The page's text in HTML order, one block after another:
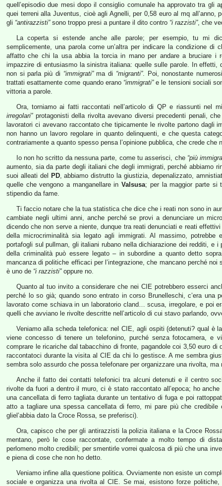
quell’episodio due mesi dopo il consiglio comunale ha approvato tra gli
quei terreni alla Juventus, cioè agli Agnelli, per 0,58 euro al mq all’anno,
gli “antirazzisti”sono troppo presi a puntare il dito contro “i razzisti”, che
La coperta si estende anche alle parole; per esempio, tu mi
semplicemente, una parola come un’altra per indicare la condizione
affatto che chi la usa abbia la torcia in mano per andare a bruciare
impazzire di entusiasmo la sinistra italiana: quelle sulle parole. In effetti,
non si parla più di “immigrati”ma di “migranti”. Poi, nonostante
trattati esattamente come quando erano “immigrati”e le tensioni sociali
vittoria a parole.
Ora, torniamo ai fatti raccontati nell’articolo di QP e riassunti nel
irregolari”protagonisti della rivolta avevano diversi precedenti penali,
lavoratori ci avevano raccontato che tipicamente le rivolte partono dagli
non hanno un lavoro regolare in quanto delinquenti, e che questa
contrariamente a quanto spesso pensa l’opinione pubblica, che crede
Io non ho scritto da nessuna parte, come tu asserisci, che “più
aumento, sia da parte degli italiani che degli immigrati, perché abbiamo
suoi alleati del
PD, abbiamo distrutto la giustizia, depenalizzato,
quelle che vengono a manganellare inValsusa; per la maggior parte si
stipendio da fame.
Ti faccio notare che la tua statistica che dice che i reati non sono in
cambiate negli ultimi anni, anche perché se provi a denunciare un
dicendo che non serve a niente, dunque tra reati denunciati e reati
della microcriminalità sia legato agli immigrati. Al massimo,
portafogli sul pullman, gli italiani rubano nella dichiarazione dei redditi, e
della criminalità può essere legato – in subordine a quanto detto
mancanza di politiche efficaci per l’integrazione, che mancano perché
è uno de “i razzisti”oppure no.
Quanto al tuo invito a considerare che nei CIE potrebbero esserci
perché lo so già; quando sono entrato in corso Brunelleschi, c’era
lavorato come schiava in un laboratorio cland… scusa, irregolare, e poi
quelli che avviano le rivolte descritte nell’articolo di cui stavo parlando,
Veniamo alla scheda telefonica: nel CIE, agli ospiti (detenuti? qual è
viene concesso di tenere un telefonino, purché senza fotocamera, e
comprare le ricariche dal tabacchino di fronte, pagandole coi 3,50 euro
raccontatoci durante la visita al CIE da chi lo gestisce. A me sembra
sembra solo assurdo che possa telefonare per organizzare una rivolta,
Anche il fatto dei contatti telefonici tra alcuni detenuti e il centro
rivolte da fuori a dentro il muro, ci è stato raccontato all’epoca; ho
una cancellata di ferro tagliata durante un tentativo di fuga e poi
atto a tagliare una spessa cancellata di ferro, mi pare più che credibile
gliel’abbia dato la Croce Rossa, se preferisci).
Ora, capisco che per gli antirazzisti la polizia italiana e la Croce
mentano, però le cose raccontate, confermate a molto tempo di
perlomeno molto credibili; per smentirle vorrei qualcosa di più che una
e piena di cose che non ho detto.
Veniamo infine alla questione politica. Ovviamente non esiste un
sociale e organizza una rivolta al CIE. Se mai, esistono forze